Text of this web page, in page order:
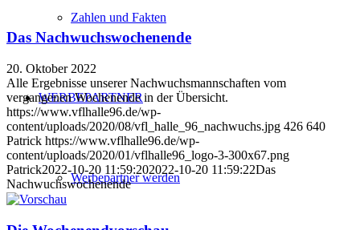
Zahlen und Fakten
WERBEPARTNER
Werbepartner werden
Das Nachwuchswochenende
20. Oktober 2022
Alle Ergebnisse unserer Nachwuchsmannschaften vom
vergangenen Wochenende in der Übersicht.
https://www.vflhalle96.de/wp-
content/uploads/2020/08/vfl_halle_96_nachwuchs.jpg 426 640
Patrick https://www.vflhalle96.de/wp-
content/uploads/2020/01/vflhalle96_logo-3-300x67.png
Patrick2022-10-20 11:59:202022-10-20 11:59:22Das
Nachwuchswochenende